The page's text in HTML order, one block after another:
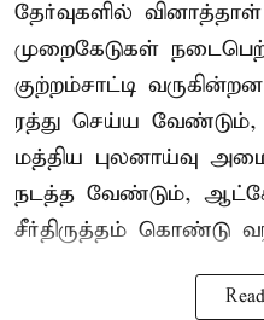
தேர்வுகளில்
முறைகேடுகள்
குற்றம்சாட்டி
ரத்து செய்ய வேண்டும்,
மத்திய புலனாய்வு
நடத்த வேண்டும்,
சீர்திருத்தம் கொண்டு